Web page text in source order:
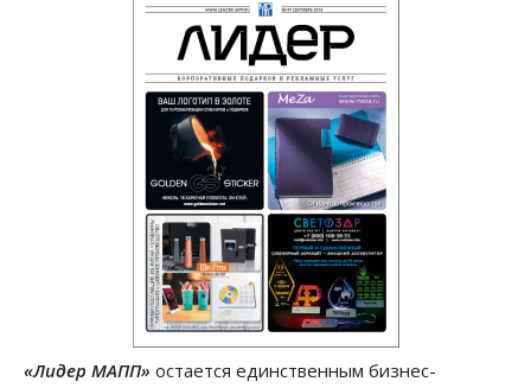
«Лидер МАПП» остается единственным бизнес-